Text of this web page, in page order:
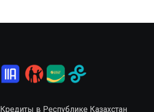
Кредиты в Республике Казахстан